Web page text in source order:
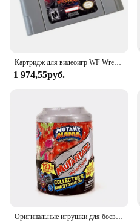
Картридж для видеоигр WF Wrestle Mania X, американская версия для игровой консоли N64
1 974,55руб.